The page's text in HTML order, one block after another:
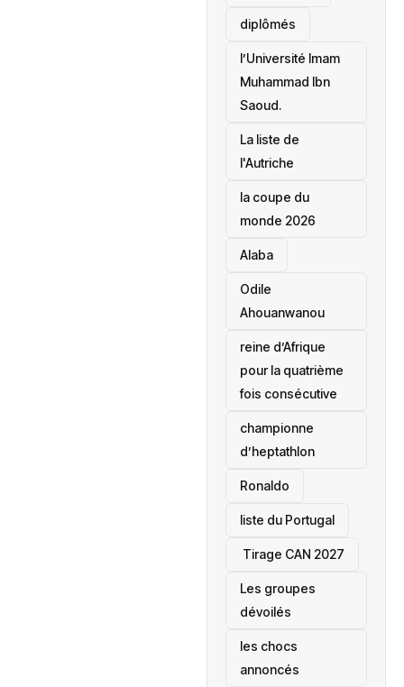
diplômés
l’Université Imam
Muhammad Ibn
Saoud.
‎La liste de
l'Autriche
la coupe du
monde 2026
Alaba
Odile
Ahouanwanou
reine d’Afrique
pour la quatrième
fois consécutive
championne
d’heptathlon
Ronaldo
liste du Portugal
‎ Tirage CAN 2027
Les groupes
dévoilés
les chocs
annoncés